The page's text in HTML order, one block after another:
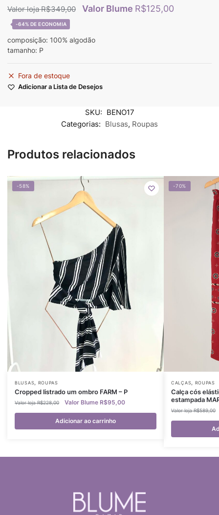
R$349,00 R$125,00
-64%
composição: 100% algodão
tamanho: P
Fora de estoque
Adicionar a Lista de Desejos
SKU: BENO17
Categorias: Blusas, Roupas
Produtos relacionados
-58%
BLUSAS, ROUPAS
Cropped listrado um ombro FARM – P
R$228,00 R$95,00
Adicionar ao carrinho
-70%
CALÇAS, ROUPAS
Calça cós
estampada
R$589,00